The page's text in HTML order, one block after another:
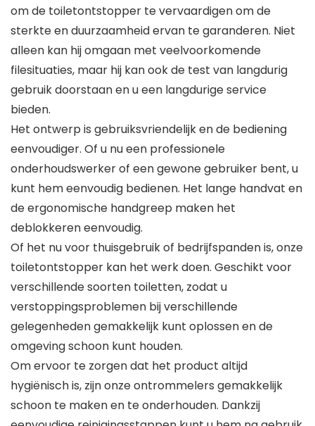
om de toiletontstopper te vervaardigen om de
sterkte en duurzaamheid ervan te garanderen. Niet
alleen kan hij omgaan met veelvoorkomende
filesituaties, maar hij kan ook de test van langdurig
gebruik doorstaan en u een langdurige service
bieden.
Het ontwerp is gebruiksvriendelijk en de bediening
eenvoudiger. Of u nu een professionele
onderhoudswerker of een gewone gebruiker bent, u
kunt hem eenvoudig bedienen. Het lange handvat en
de ergonomische handgreep maken het
deblokkeren eenvoudig.
Of het nu voor thuisgebruik of bedrijfspanden is, onze
toiletontstopper kan het werk doen. Geschikt voor
verschillende soorten toiletten, zodat u
verstoppingsproblemen bij verschillende
gelegenheden gemakkelijk kunt oplossen en de
omgeving schoon kunt houden.
Om ervoor te zorgen dat het product altijd
hygiënisch is, zijn onze ontrommelers gemakkelijk
schoon te maken en te onderhouden. Dankzij